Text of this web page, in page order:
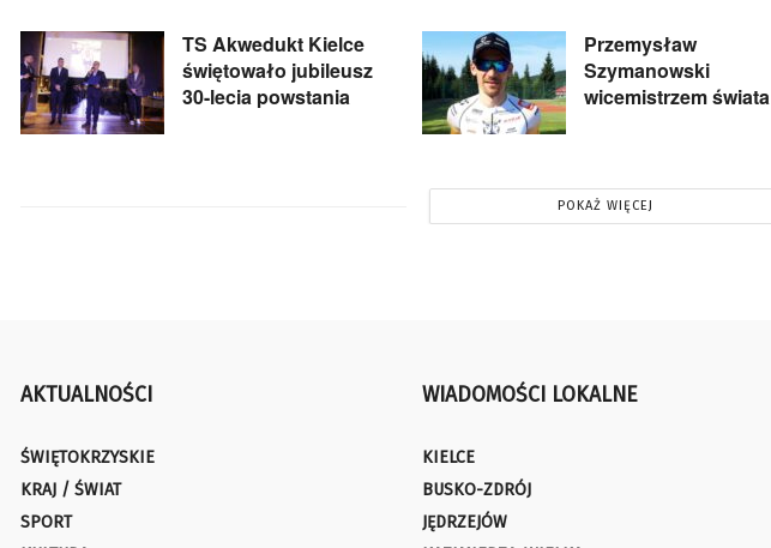
TS Akwedukt Kielce
świętowało jubileusz
30-lecia powstania
Przemysław
Szymanowski
wicemistrzem świata
POKAŻ WIĘCEJ
AKTUALNOŚCI
ŚWIĘTOKRZYSKIE
KRAJ / ŚWIAT
SPORT
WIADOMOŚCI LOKALNE
KIELCE
BUSKO-ZDRÓJ
JĘDRZEJÓW